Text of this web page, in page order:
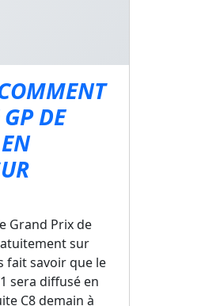
DE
Grand Prix de
sur
fait savoir que le
sera diffusé en
C8 demain à